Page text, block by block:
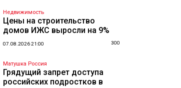
Недвижимость
Цены на строительство
домов ИЖС выросли на 9%
07.08.2026 21:00 300
Матушка Россия
Грядущий запрет доступа
российских подростков в